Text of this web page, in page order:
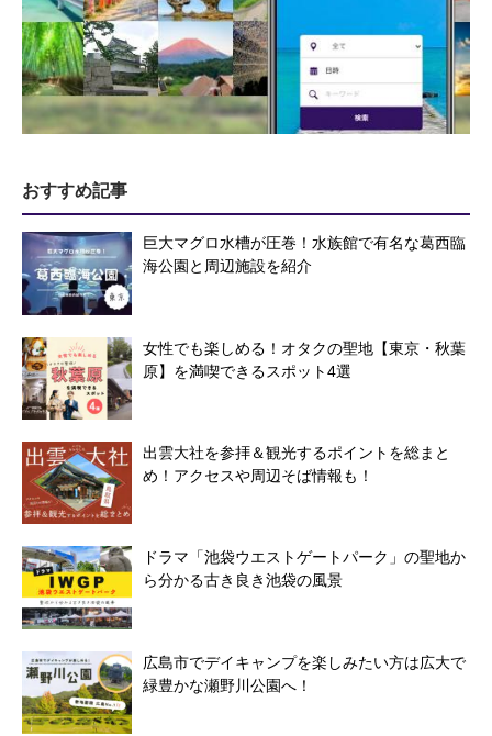
おすすめ記事
巨大マグロ水槽が圧巻！水族館で有名な葛西臨
海公園と周辺施設を紹介
女性でも楽しめる！オタクの聖地【東京・秋葉
原】を満喫できるスポット4選
出雲大社を参拝＆観光するポイントを総まと
め！アクセスや周辺そば情報も！
ドラマ「池袋ウエストゲートパーク」の聖地か
ら分かる古き良き池袋の風景
広島市でデイキャンプを楽しみたい方は広大で
緑豊かな瀬野川公園へ！